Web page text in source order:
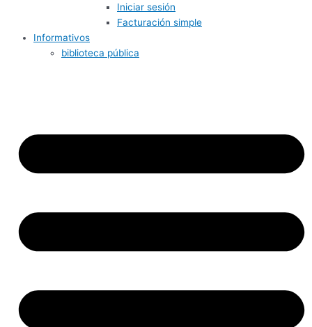
Iniciar sesión
Facturación simple
Informativos
biblioteca pública